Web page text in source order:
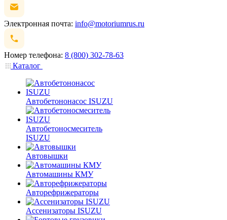
Электронная почта: info@motoriumrus.ru
Номер телефона: 8 (800) 302-78-63
Каталог
Автобетононасос ISUZU
Автобетоносмеситель
ISUZU
Автовышки
Автомашины КМУ
Авторефрижераторы
Ассенизаторы ISUZU